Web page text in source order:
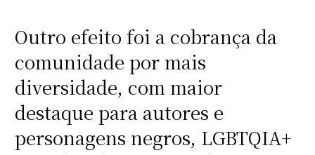
Outro efeito foi a cobrança da
comunidade por mais
diversidade, com maior
destaque para autores e
personagens negros, LGBTQIA+